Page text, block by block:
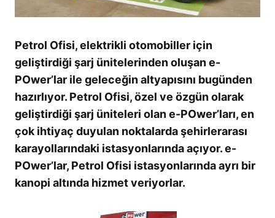
Petrol Ofisi, elektrikli otomobiller için
geliştirdiği şarj ünitelerinden oluşan e-
POwer’lar ile geleceğin altyapısını bugünden
hazırlıyor. Petrol Ofisi, özel ve özgün olarak
geliştirdiği şarj üniteleri olan e-POwer’ları, en
çok ihtiyaç duyulan noktalarda şehirlerarası
karayollarındaki istasyonlarında açıyor. e-
POwer’lar, Petrol Ofisi istasyonlarında ayrı bir
kanopi altında hizmet veriyorlar.